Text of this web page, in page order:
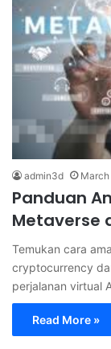
admin3d
Panduan
Metaverse
Temukan cara
cryptocurrency
perjalanan virtual
Read More »